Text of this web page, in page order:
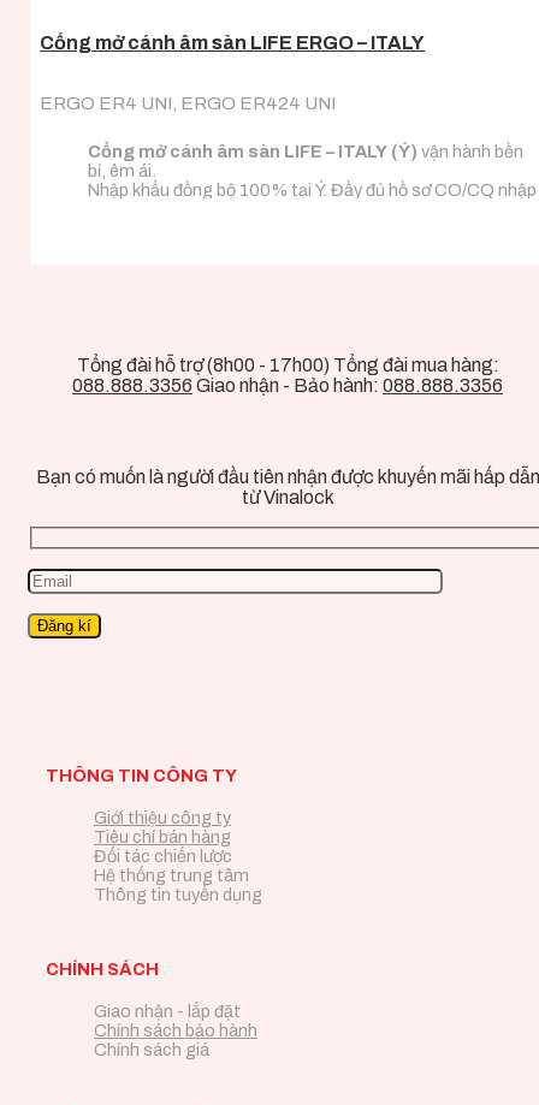
Cổng mở cánh âm sàn LIFE ERGO – ITALY
ERGO ER4 UNI, ERGO ER424 UNI
Cổng mở cánh âm sàn LIFE – ITALY (Ý) vận hành bền
bỉ, êm ái.
Nhập khẩu đồng bộ 100% tại Ý. Đầy đủ hồ sơ CO/CQ nhập
Tổng đài hỗ trợ (8h00 - 17h00) Tổng đài mua hàng:
088.888.3356 Giao nhận - Bảo hành: 088.888.3356
Bạn có muốn là người đầu tiên nhận được khuyến mãi hấp dẫn
từ Vinalock
THÔNG TIN CÔNG TY
Giới thiệu công ty
Tiêu chí bán hàng
Đối tác chiến lược
Hệ thống trung tâm
Thông tin tuyển dụng
CHÍNH SÁCH
Giao nhận - lắp đặt
Chính sách bảo hành
Chính sách giá